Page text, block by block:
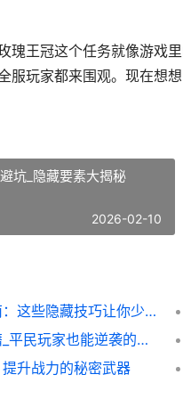
瑰王冠这个任务就像游戏
服玩家都来围观。现在想
坑_隐藏要素大揭秘
2026-02-10
玫瑰王冠逆水寒速通指南：这些隐藏技巧让你少走弯路_
逆水寒便宜套装获取秘籍_平民玩家也能逆袭的省钱攻略
升战力的秘密武器